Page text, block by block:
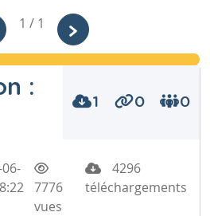
1 / 1
:
1 0 0
7776
vues
4296
téléchargements